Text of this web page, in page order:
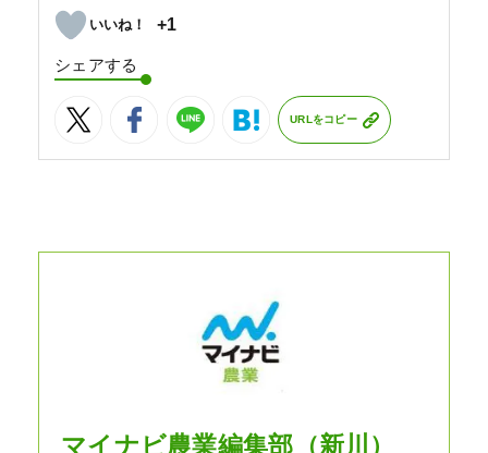
+1
シェアする
URLをコピー
マイナビ農業編集部（新川）